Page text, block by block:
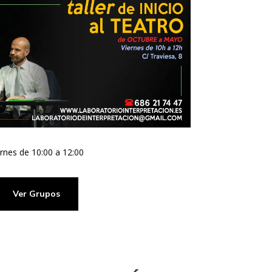
de 10:00 a 12:00
Ver Grupos